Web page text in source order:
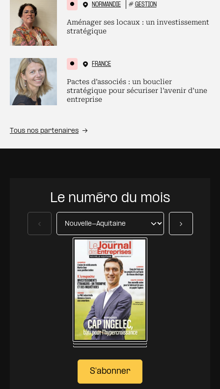
NORMANDIE # GESTION
Aménager ses locaux : un investissement
stratégique
FRANCE
Pactes d’associés : un bouclier
stratégique pour sécuriser l’avenir d’une
entreprise
Tous nos partenaires
Le numéro du mois
S'abonner
Précédent Suivant